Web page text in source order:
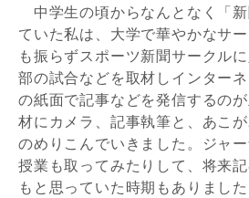
中学生の頃からなんとなく「
ていた私は、大学で華やかなサ
も振らずスポーツ新聞サークル
部の試合などを取材しインター
の紙面で記事などを発信するの
材にカメラ、記事執筆と、あこ
のめりこんでいきました。ジャ
授業も取ってみたりして、将来
もと思っていた時期もありました